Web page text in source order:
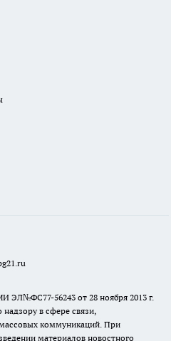
ЭЛ№ФС77-56243 от 28 ноября 2013 г.
в сфере связи,
коммуникаций. При
материалов новостного